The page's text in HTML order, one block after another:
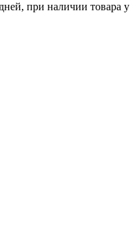
при наличии товара у